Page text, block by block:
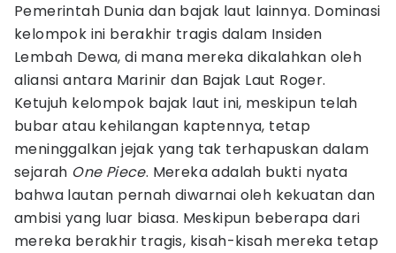
Pemerintah Dunia dan bajak laut lainnya. Dominasi
kelompok ini berakhir tragis dalam Insiden
Lembah Dewa, di mana mereka dikalahkan oleh
aliansi antara Marinir dan Bajak Laut Roger.
Ketujuh kelompok bajak laut ini, meskipun telah
bubar atau kehilangan kaptennya, tetap
meninggalkan jejak yang tak terhapuskan dalam
sejarah One Piece. Mereka adalah bukti nyata
bahwa lautan pernah diwarnai oleh kekuatan dan
ambisi yang luar biasa. Meskipun beberapa dari
mereka berakhir tragis, kisah-kisah mereka tetap